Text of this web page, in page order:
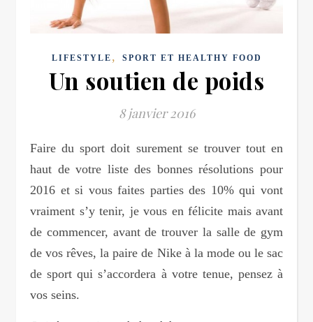
LIFESTYLE , SPORT ET HEALTHY FOOD
Un soutien de poids
8 janvier 2016
Faire du sport doit surement se trouver tout en
haut de votre liste des bonnes résolutions pour
2016 et si vous faites parties des 10% qui vont
vraiment s’y tenir, je vous en félicite mais avant
de commencer, avant de trouver la salle de gym
de vos rêves, la paire de Nike à la mode ou le sac
de sport qui s’accordera à votre tenue, pensez à
vos seins.